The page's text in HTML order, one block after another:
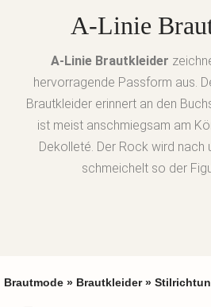
A-Linie
A-Linie Brautkleider
hervorragende Passform aus.
Brautkleider erinnert an den
ist meist anschmiegsam am
Dekolleté. Der Rock wird nach
schmeichelt so der
Brautmode » Brautkleider»